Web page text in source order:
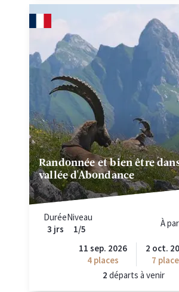
Randonnée et bien être
vallée d'Abondance
Durée
3 jrs
Niveau
1/5
À
11 sep. 2026
4places
2 oct.
7
2 départs à venir